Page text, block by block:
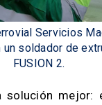
Servicios
un soldador de
FUSION 2.
solución mejor: